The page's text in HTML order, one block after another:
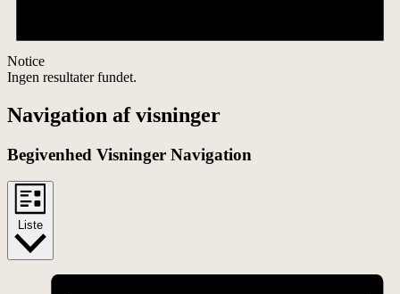
Notice
Ingen resultater fundet.
Navigation af visninger
Begivenhed Visninger Navigation
Liste